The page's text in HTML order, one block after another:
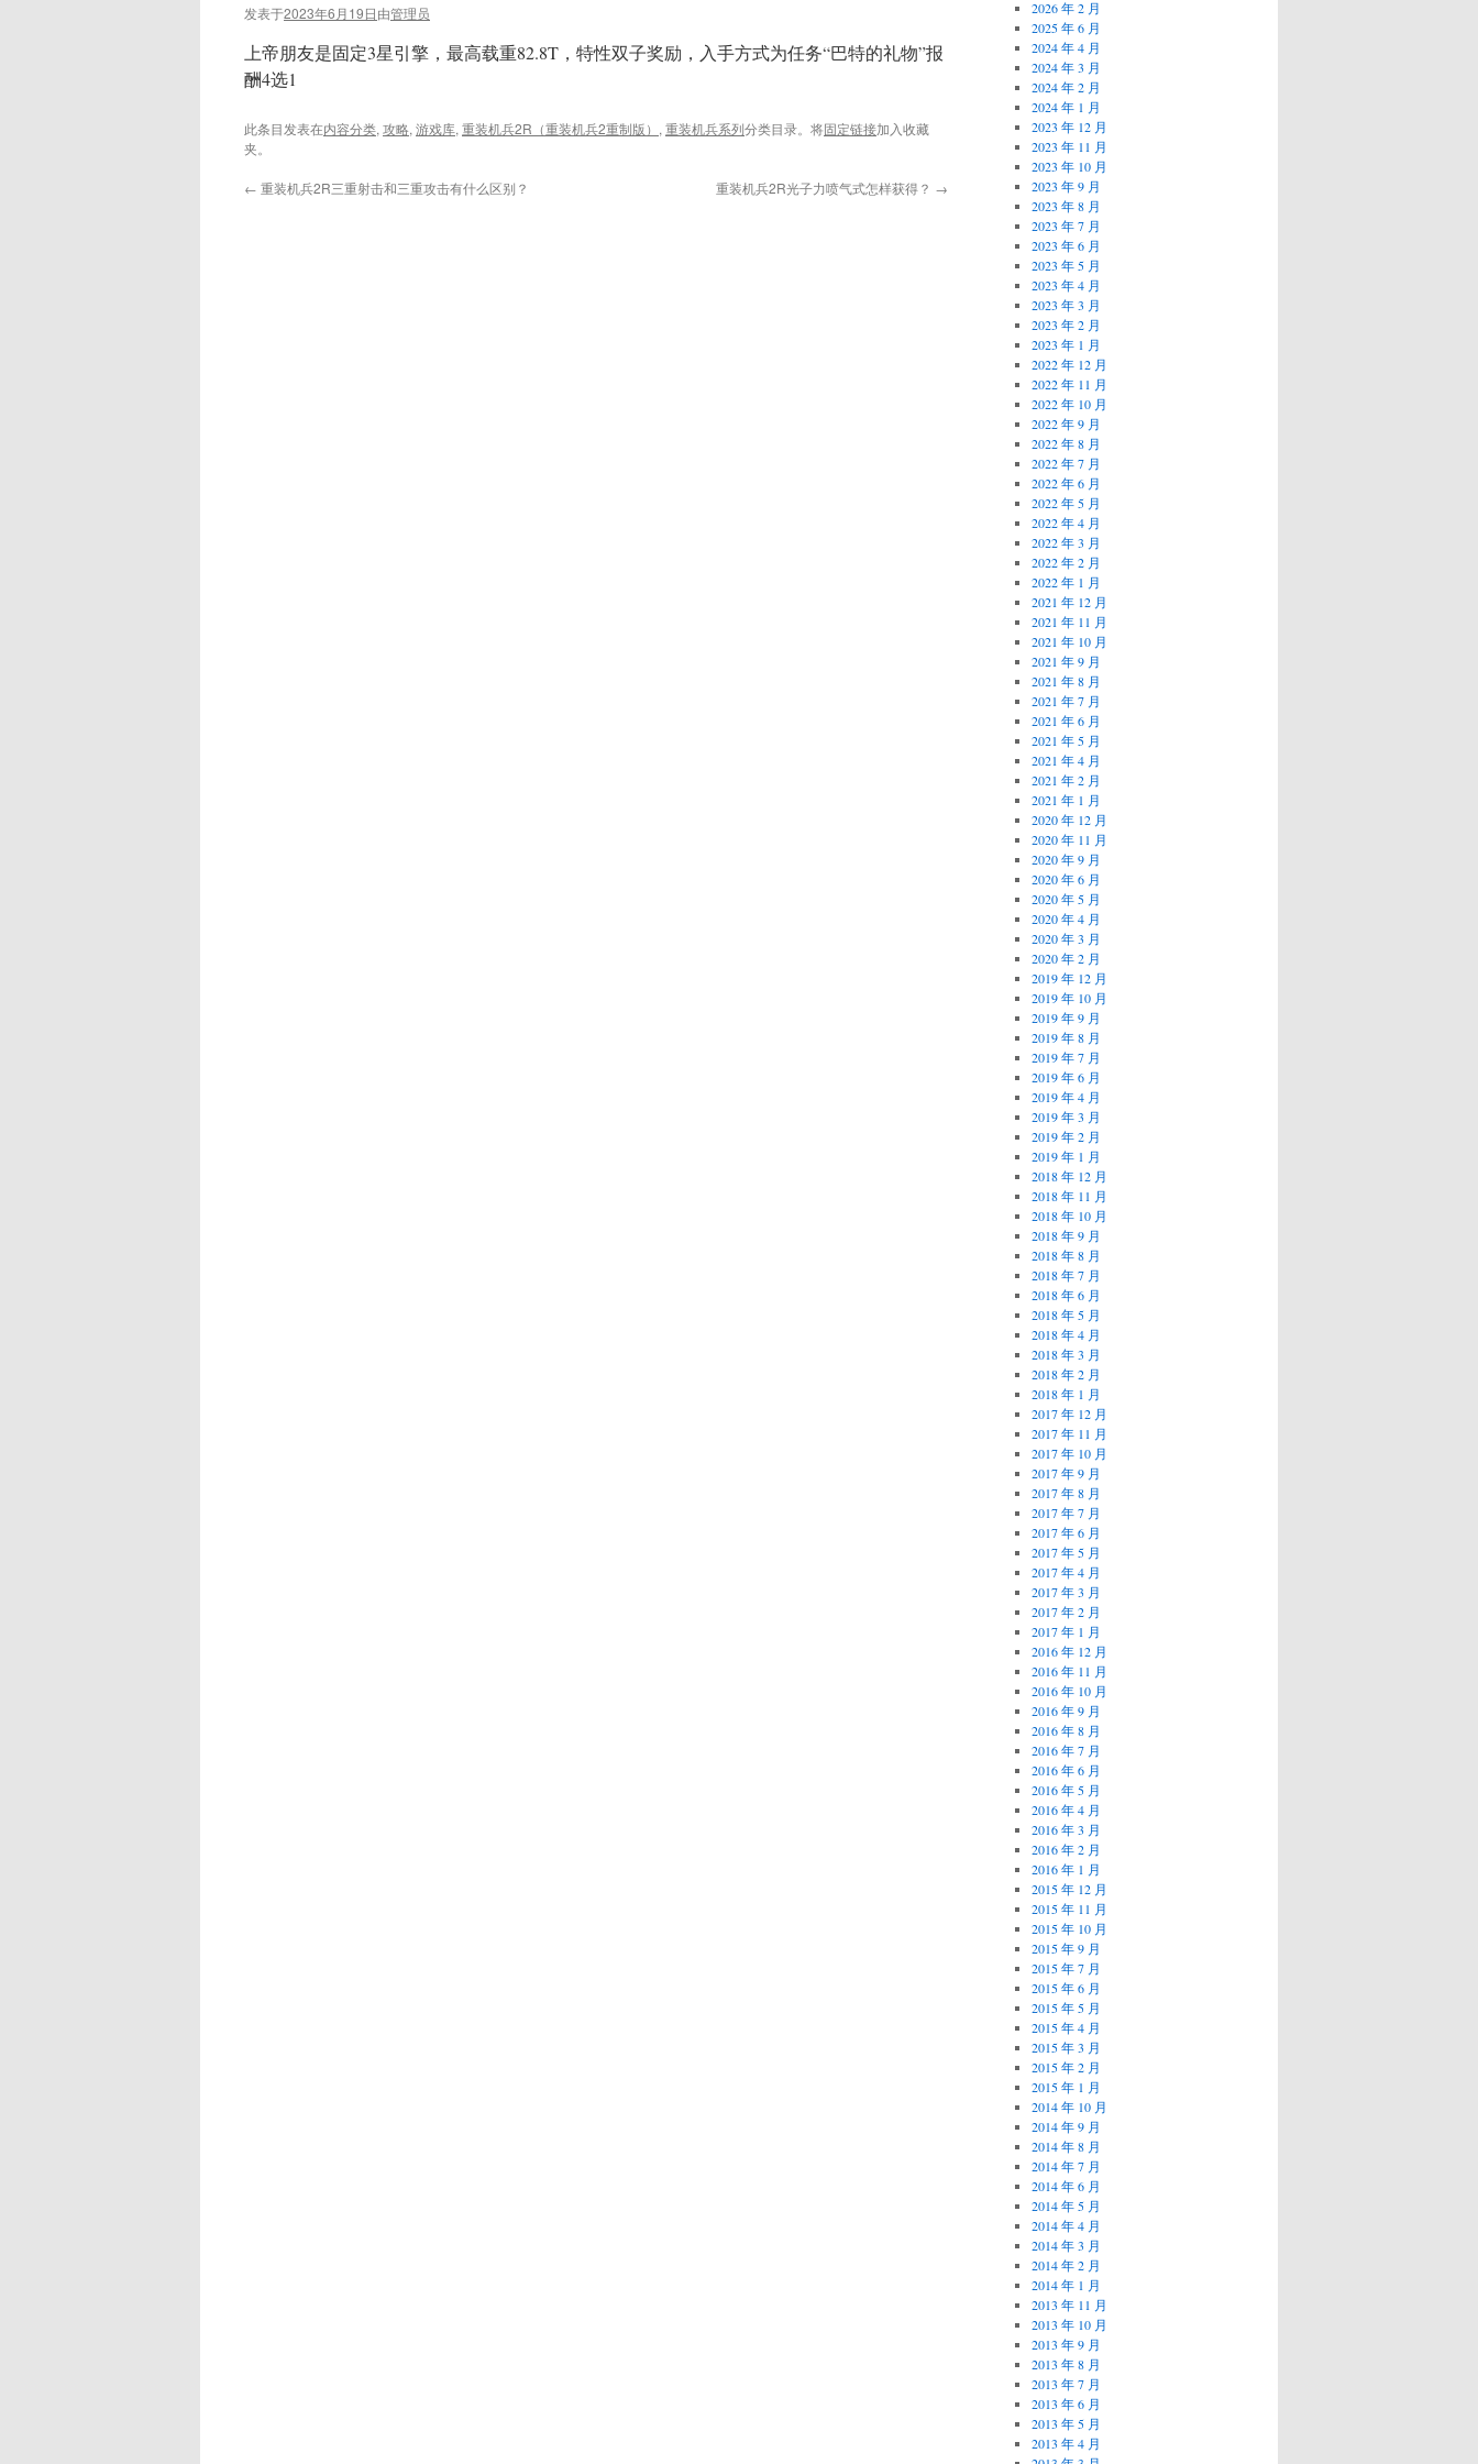
发表于2023年6月19日由管理员
上帝朋友是固定3星引擎，最高载重82.8T，特性双子奖励，入手方式为任务“巴特的礼物”报
酬4选1
此条目发表在内容分类, 攻略, 游戏库, 重装机兵2R（重装机兵2重制版） , 重装机兵系列分类目录。将固定链接加入收藏
夹。
← 重装机兵2R三重射击和三重攻击有什么区别？ 重装机兵2R光子力喷气式怎样获得？ →
2026 年 2 月
2025 年 6 月
2024 年 4 月
2024 年 3 月
2024 年 2 月
2024 年 1 月
2023 年 12 月
2023 年 11 月
2023 年 10 月
2023 年 9 月
2023 年 8 月
2023 年 7 月
2023 年 6 月
2023 年 5 月
2023 年 4 月
2023 年 3 月
2023 年 2 月
2023 年 1 月
2022 年 12 月
2022 年 11 月
2022 年 10 月
2022 年 9 月
2022 年 8 月
2022 年 7 月
2022 年 6 月
2022 年 5 月
2022 年 4 月
2022 年 3 月
2022 年 2 月
2022 年 1 月
2021 年 12 月
2021 年 11 月
2021 年 10 月
2021 年 9 月
2021 年 8 月
2021 年 7 月
2021 年 6 月
2021 年 5 月
2021 年 4 月
2021 年 2 月
2021 年 1 月
2020 年 12 月
2020 年 11 月
2020 年 9 月
2020 年 6 月
2020 年 5 月
2020 年 4 月
2020 年 3 月
2020 年 2 月
2019 年 12 月
2019 年 10 月
2019 年 9 月
2019 年 8 月
2019 年 7 月
2019 年 6 月
2019 年 4 月
2019 年 3 月
2019 年 2 月
2019 年 1 月
2018 年 12 月
2018 年 11 月
2018 年 10 月
2018 年 9 月
2018 年 8 月
2018 年 7 月
2018 年 6 月
2018 年 5 月
2018 年 4 月
2018 年 3 月
2018 年 2 月
2018 年 1 月
2017 年 12 月
2017 年 11 月
2017 年 10 月
2017 年 9 月
2017 年 8 月
2017 年 7 月
2017 年 6 月
2017 年 5 月
2017 年 4 月
2017 年 3 月
2017 年 2 月
2017 年 1 月
2016 年 12 月
2016 年 11 月
2016 年 10 月
2016 年 9 月
2016 年 8 月
2016 年 7 月
2016 年 6 月
2016 年 5 月
2016 年 4 月
2016 年 3 月
2016 年 2 月
2016 年 1 月
2015 年 12 月
2015 年 11 月
2015 年 10 月
2015 年 9 月
2015 年 7 月
2015 年 6 月
2015 年 5 月
2015 年 4 月
2015 年 3 月
2015 年 2 月
2015 年 1 月
2014 年 10 月
2014 年 9 月
2014 年 8 月
2014 年 7 月
2014 年 6 月
2014 年 5 月
2014 年 4 月
2014 年 3 月
2014 年 2 月
2014 年 1 月
2013 年 11 月
2013 年 10 月
2013 年 9 月
2013 年 8 月
2013 年 7 月
2013 年 6 月
2013 年 5 月
2013 年 4 月